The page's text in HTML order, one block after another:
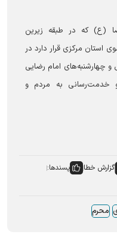
(ع) که در طبقه زیرین
مرکزی قرار دارد در
چهارشنبه‌های امام رضایی
و خدمت‌رسانی به مردم و
گزارش خطا
پسندها:
محرم